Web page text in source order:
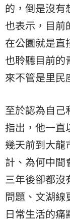
的，倒是沒有
也表示，目前
在公園就是直
也聆聽目前的
來不管是里民
至於認為自己
指出，他一直
幾天前到大龍
計、為何中間
三年後卻都沒
問題、文湖線
日常生活的